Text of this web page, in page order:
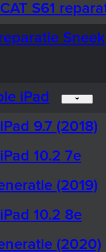
CAT S61
Sneek
iPad
iPad 9.7 (2018)
iPad 10.2 7e
(2019)
iPad 10.2 8e
(2020)